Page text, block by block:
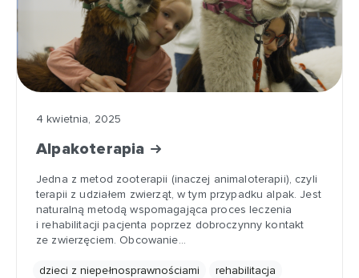
4 kwietnia, 2025
Alpakoterapia
Jedna z metod zooterapii (inaczej animaloterapii), czyli
terapii z udziałem zwierząt, w tym przypadku alpak. Jest
naturalną metodą wspomagająca proces leczenia
i rehabilitacji pacjenta poprzez dobroczynny kontakt
ze zwierzęciem. Obcowanie…
dzieci z niepełnosprawnościami rehabilitacja